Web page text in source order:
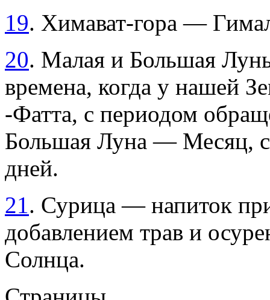
19. Химават-гора —
20. Малая и Большая
времена, когда у нашей
-Фатта, с периодом
Большая Луна — Месяц,
дней.
21. Сурица — напиток
добавлением трав и
Солнца.